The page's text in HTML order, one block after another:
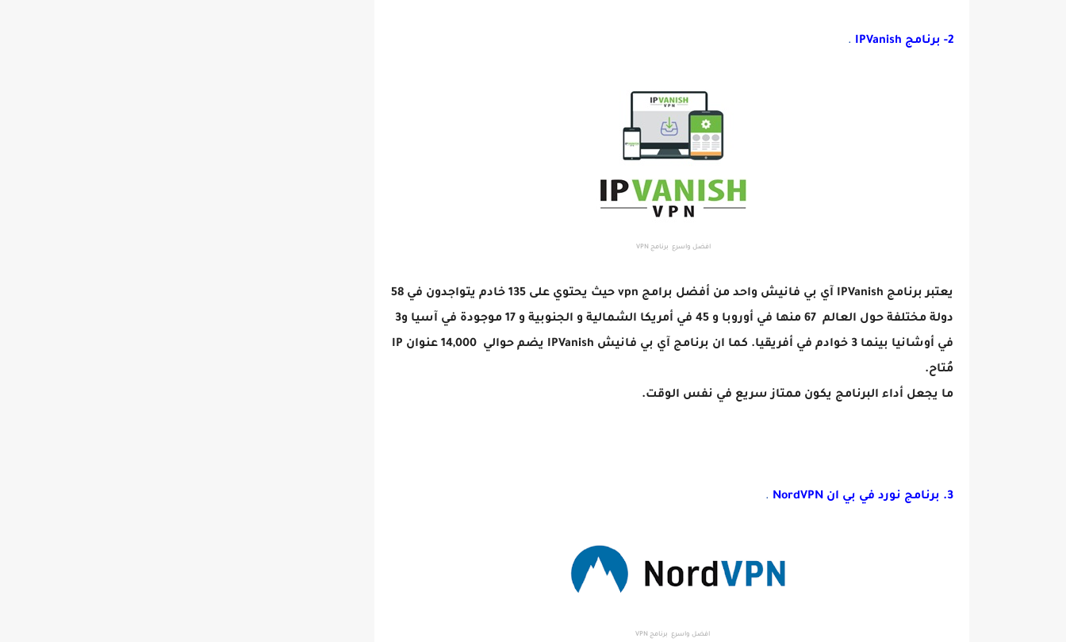
2- برنامج IPVanish .
افضل واسرع برنامج VPN
يعتبر برنامج IPVanish آي بي فانيش واحد من أفضل برامج vpn حيث يحتوي على 135 خادم يتواجدون في 58
دولة مختلفة حول العالم 67 منها في أوروبا و 45 في أمريكا الشمالية و الجنوبية و 17 موجودة في آسيا و3
في أوشانيا بينما 3 خوادم في أفريقيا. كما ان برنامج آي بي فانيش IPVanish يضم حوالي 14,000 عنوان IP
مُتاح.
ما يجعل أداء البرنامج يكون ممتاز سريع في نفس الوقت.
3. برنامج نورد في بي ان NordVPN .
افضل واسرع برنامج VPN